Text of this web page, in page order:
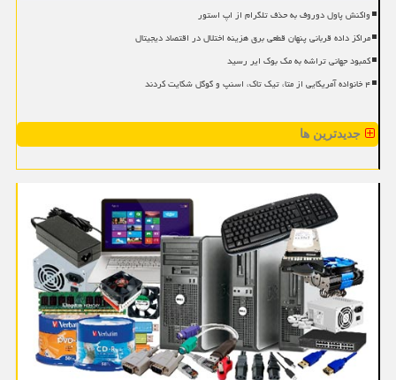
واکنش پاول دوروف به حذف تلگرام از اپ استور
مراکز داده قربانی پنهان قطعی برق هزینه اختلال در اقتصاد دیجیتال
کمبود جهانی تراشه به مک بوک ایر رسید
۴ خانواده آمریکایی از متا، تیک تاک، اسنپ و گوگل شکایت کردند
جدیدترین ها